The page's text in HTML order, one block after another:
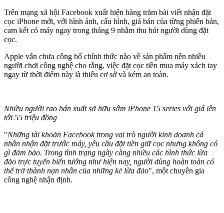
Trên mạng xã hội Facebook xuất hiện hàng trăm bài viết nhận đặt
cọc iPhone mới, với hình ảnh, cấu hình, giá bán của từng phiên bản,
cam kết có máy ngay trong tháng 9 nhằm thu hút người dùng đặt
cọc.
Apple vẫn chưa công bố chính thức nào về sản phẩm nên nhiều
người chơi công nghệ cho rằng, việc đặt cọc tiền mua máy xách tay
ngay từ thời điểm này là thiếu cơ sở và kém an toàn.
Nhiều người rao bán xuất sở hữu sớm iPhone 15 series với giá lên
tới 55 triệu đồng
"Những tài khoản Facebook trong vai trò người kinh doanh cá
nhân nhận đặt trước máy, yêu cầu đặt tiền giữ cọc nhưng không có
gì đảm bảo. Trong tình trạng ngày càng nhiều các hình thức lừa
đảo trực tuyến biến tướng như hiện nay, người dùng hoàn toàn có
thể trở thành nạn nhân của những kẻ lừa đảo", một chuyên gia
công nghệ nhận định.